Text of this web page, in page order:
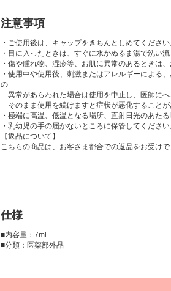
注意事項
・ご使用後は、キャップをきちんとしめてください
・目に入ったときは、すぐに水かぬるま湯で洗い流
・傷や腫れ物、湿疹等、お肌に異常のあるときは
・使用中や使用後、刺激またはアレルギーによる
の
異常があらわれた場合は使用を中止し、医師にへ
そのまま使用を続けますと症状が悪化することが
・極端に高温、低温となる場所、直射日光のあた
・乳幼児の手の届かないところに保管してください
【返品について】
こちらの商品は、お客さま都合での返品をお受けで
仕様
■内容量：7ml
■分類：医薬部外品